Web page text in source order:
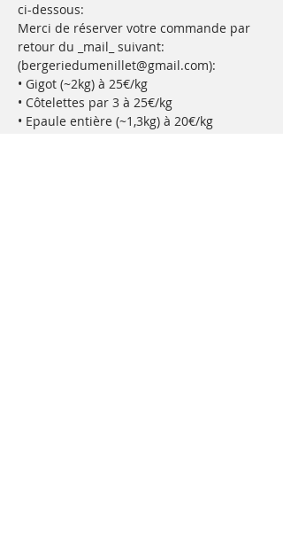
ci-dessous:
Merci de réserver votre commande par
retour du _mail_ suivant:
(bergeriedumenillet@gmail.com):
• Gigot (~2kg) à 25€/kg
• Côtelettes par 3 à 25€/kg
• Epaule entière (~1,3kg) à 20€/kg